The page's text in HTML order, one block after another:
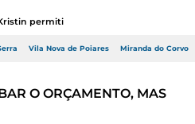
permitir a adj...
Vila Nova de Poiares Miranda do Corvo
O ORÇAMENTO, MAS